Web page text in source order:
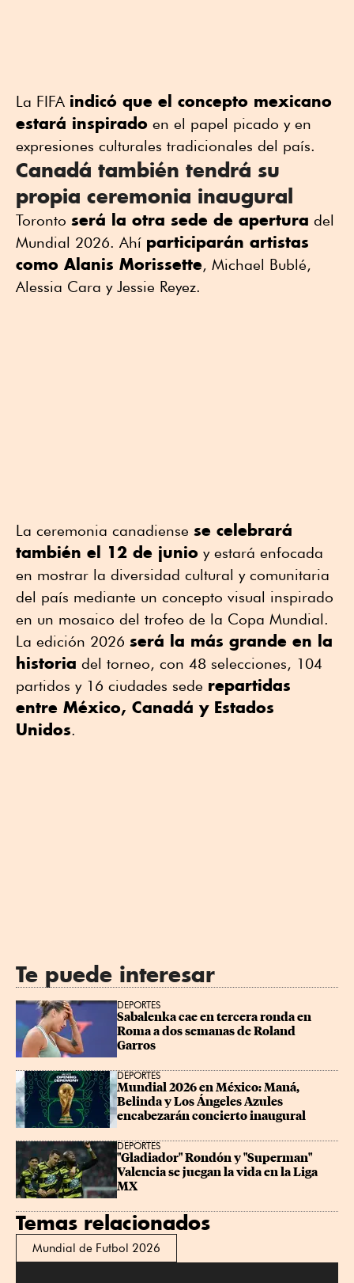
La FIFA indicó que el concepto mexicano
estará inspirado en el papel picado y en
expresiones culturales tradicionales del país.
Canadá también tendrá su
propia ceremonia inaugural
Toronto será la otra sede de apertura del
Mundial 2026. Ahí participarán artistas
como Alanis Morissette, Michael Bublé,
Alessia Cara y Jessie Reyez.
La ceremonia canadiense se celebrará
también el 12 de junio y estará enfocada
en mostrar la diversidad cultural y comunitaria
del país mediante un concepto visual inspirado
en un mosaico del trofeo de la Copa Mundial.
La edición 2026 será la más grande en la
historia del torneo, con 48 selecciones, 104
partidos y 16 ciudades sede repartidas
entre México, Canadá y Estados
Unidos.
Te puede interesar
DEPORTES
Sabalenka cae en tercera ronda en
Roma a dos semanas de Roland
Garros
DEPORTES
Mundial 2026 en México: Maná,
Belinda y Los Ángeles Azules
encabezarán concierto inaugural
DEPORTES
"Gladiador" Rondón y "Superman"
Valencia se juegan la vida en la Liga
MX
Temas relacionados
Mundial de Futbol 2026